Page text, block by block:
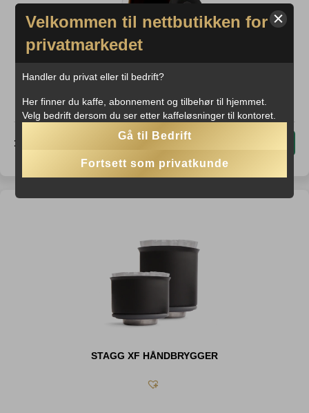
STAGG DOBBELVEGGET KARAFFEL
1000
STAGG XF HÅNDBRYGGER
Velkommen til nettbutikken for
privatmarkedet
Handler du privat eller til bedrift?
Her finner du kaffe, abonnement og tilbehør til hjemmet.
Velg bedrift dersom du ser etter kaffeløsninger til kontoret.
Gå til Bedrift
Fortsett som privatkunde